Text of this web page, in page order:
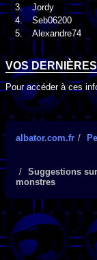
3.
Jordy
4.
Seb06200
5.
Alexandre74
VOS
Pour accéder à ces
albator.com.fr
Suggestions
monstres